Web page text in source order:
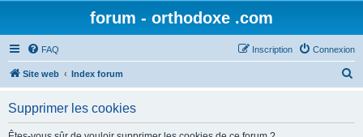
forum - orthodoxe .com
FAQ Connexion
Inscription
Site web Index forum
Supprimer les cookies